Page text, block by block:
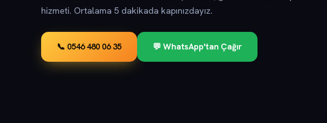
hizmeti. Ortalama 5 dakikada kapınızdayız.
📞 0546 480 06 35 💬 WhatsApp'tan Çağır